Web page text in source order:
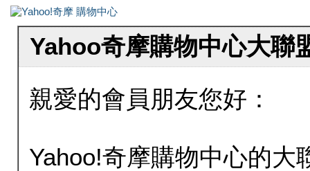
Yahoo奇摩購物中心大聯
親愛的會員朋友您好：
Yahoo!奇摩購物中心的大